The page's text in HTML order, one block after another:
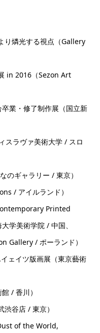
燐光する視点（Gallery
in 2016（Sezon Art
業・修了制作展（国立新
ラヴァ美術大学 / スロ
ギャラリー / 東京）
/ アイルランド）
Printed
学美術学院 / 中国、
Gallery / ポーランド）
ェイツ版画展（東京藝術
/ 香川）
谷店 / 東京）
of the World,